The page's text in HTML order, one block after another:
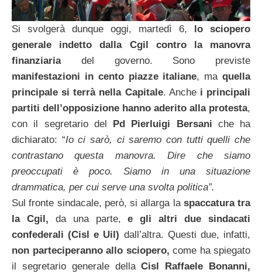
Si svolgerà dunque oggi, martedì 6,
lo sciopero
generale indetto dalla Cgil
contro la manovra
finanziariadel governo. Sono previste
manifestazioni in cento piazze italiane, maquella
principale si terrà nella Capitale. Anche i principali
partiti dell’opposizione hanno aderito alla protesta,
con il segretario del
Pd Pierluigi Bersani che ha
dichiarato: “Io ci sarò, ci saremo con tutti quelli che
contrastano questa manovra. Dire che siamo
preoccupati è poco. Siamo in una situazione
drammatica, per cui serve una svolta politica”.
Sul fronte sindacale, però, si allarga la spaccatura tra
la Cgil, da una parte,e gli altri due sindacati
confederali (Cisl e Uil) dall’altra. Questi due, infatti,
non parteciperanno allo sciopero, come ha spiegato
il segretario generale dellaCisl Raffaele Bonanni,